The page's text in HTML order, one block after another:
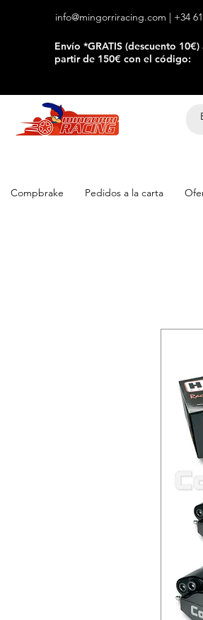
info@mingorriracing.com | +34
​Envío *GRATIS (descuento 10€)
partir de 150€ con el código:
Compbrake Pedidos a la carta